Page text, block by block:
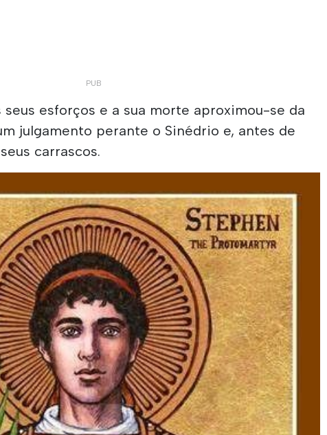
esforços e a sua morte aproximou-se da
julgamento perante o Sinédrio e, antes de
carrascos.